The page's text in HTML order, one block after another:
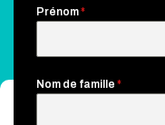
Prénom*
Nom de famille *